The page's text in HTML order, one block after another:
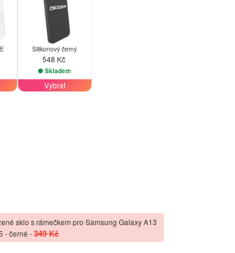
Silikonový černý
548 Kč
Skladem
Vybrat
sklo s rámečkem pro Samsung Galaxy A13
- černé -349 Kč